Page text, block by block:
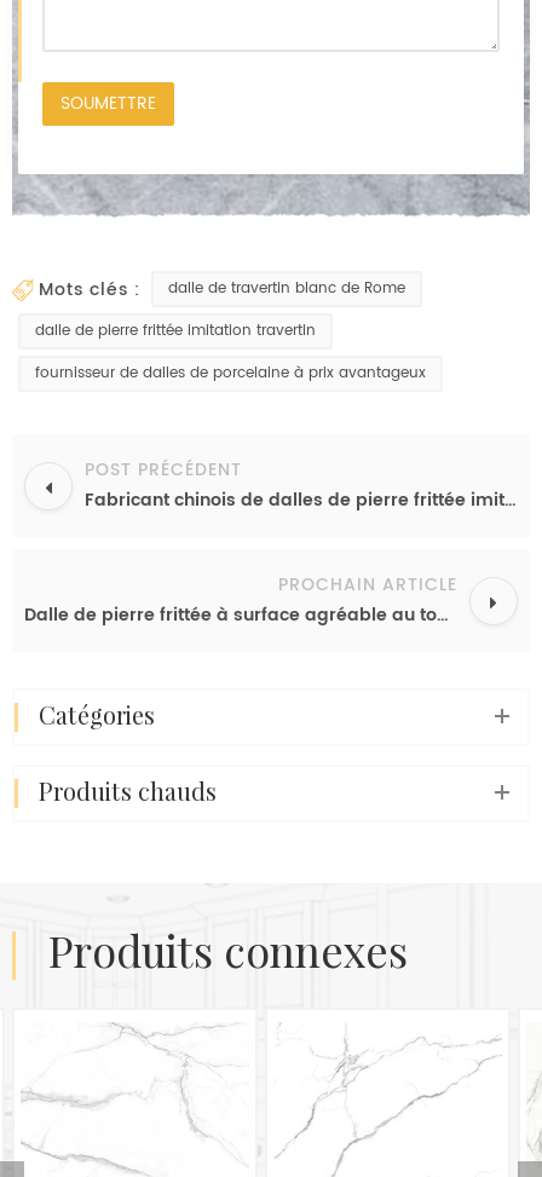
mots clés :
dalle de travertin blanc de Rome
dalle de pierre frittée imitation travertin
fournisseur de dalles de porcelaine à prix avantageux
POST PRÉCÉDENT
Fabricant chinois de dalles de pierre frittée imitant le quartzite du Taj Mahal, finition polie ou mate, à prix abordable.
PROCHAIN ARTICLE
Dalle de pierre frittée à surface agréable au toucher pour l'installation d'un plan de travail de cuisine assorti à un meuble en pierre
catégories
produits chauds
produits connexes